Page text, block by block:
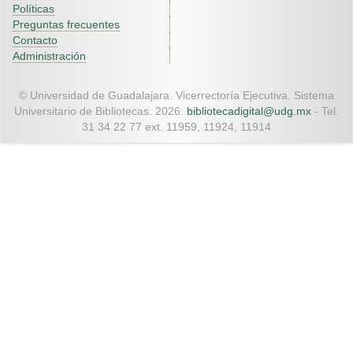
Políticas
Preguntas frecuentes
Contacto
Administración
© Universidad de Guadalajara. Vicerrectoría Ejecutiva. Sistema
Universitario de Bibliotecas. 2026. bibliotecadigital@udg.mx - Tel.
31 34 22 77 ext. 11959, 11924, 11914